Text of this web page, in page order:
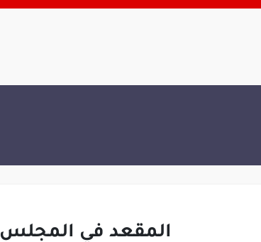
المقعد في المجلس